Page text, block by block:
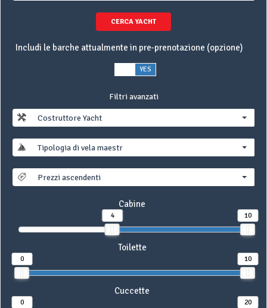
CERCA YACHT
Includi le barche attualmente in pre-prenotazione (opzione)
YES
Filtri avanzati
Costruttore Yacht
Tipologia di vela maestra
Prezzi ascendenti
Cabine
4 10
Toilette
0 10
Cuccette
0 20